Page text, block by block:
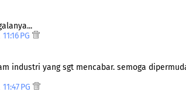
PG
industri yang sgt mencabar. semoga
PG